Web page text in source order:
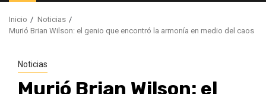
Inicio
Noticias
Murió Brian Wilson: el genio que encontró la armonía en medio del caos
Noticias
Murió Brian Wilson: el